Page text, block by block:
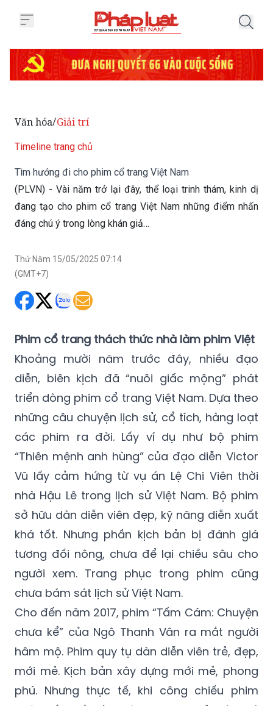
Timeline trang chủ
Tìm hướng đi cho phim cổ trang Việt Nam
đang tạo cho phim cổ trang Việt Nam những điểm nhấn
đáng chú ý trong lòng khán giả…
Thứ Năm 15/05/2025 07:14
Phim cổ trang thách thức nhà làm phim Việt
diễn, biên kịch đã “nuôi giấc mộng” phát
triển dòng phim cổ trang Việt Nam. Dựa theo
những câu chuyện lịch sử, cổ tích, hàng loạt
các phim ra đời. Lấy ví dụ như bộ phim
“Thiên mệnh anh hùng” của đạo diễn Victor
Vũ lấy cảm hứng từ vụ án Lệ Chi Viên thời
nhà Hậu Lê trong lịch sử Việt Nam. Bộ phim
sở hữu dàn diễn viên đẹp, kỹ năng diễn xuất
khá tốt. Nhưng phần kịch bản bị đánh giá
tương đối nông, chưa để lại chiều sâu cho
người xem. Trang phục trong phim cũng
chưa bám sát lịch sử Việt Nam.
Cho đến năm 2017, phim “Tấm Cám: Chuyện
chưa kể” của Ngô Thanh Vân ra mắt người
hâm mộ. Phim quy tụ dàn diễn viên trẻ, đẹp,
mới mẻ. Kịch bản xây dựng mới mẻ, phong
phú. Nhưng thực tế, khi công chiếu phim
nhận về nhiều lời chê hơn khen bởi còn đó
hàng loạt vấn đề. Như dàn diễn viên chưa